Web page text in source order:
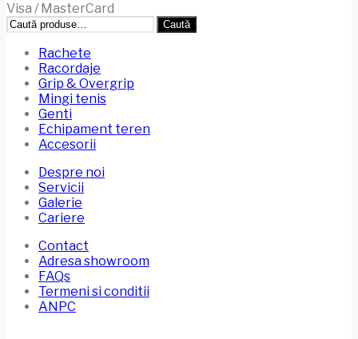
Visa / MasterCard
Caută
după:
Caută
Rachete
Racordaje
Grip & Overgrip
Mingi tenis
Genti
Echipament teren
Accesorii
Despre noi
Servicii
Galerie
Cariere
Contact
Adresa showroom
FAQs
Termeni si conditii
ANPC